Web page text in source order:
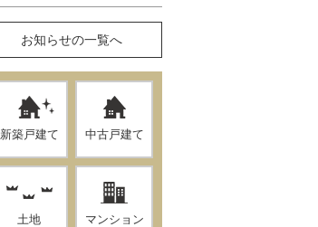
お知らせの一覧へ
新築戸建て 中古戸建て
土地 マンション